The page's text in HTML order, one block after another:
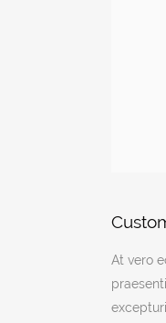
At vero